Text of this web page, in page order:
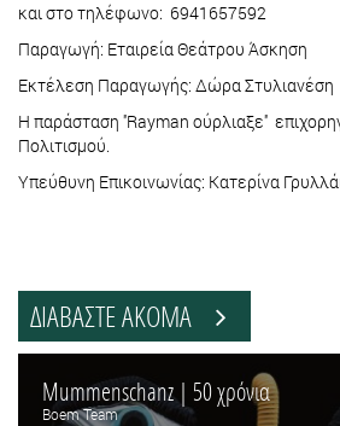
και στο τηλέφωνο: 6941657592
Παραγωγή: Εταιρεία Θεάτρου Άσκηση
Εκτέλεση Παραγωγής: Δώρα Στυλιανέση
Η παράσταση ''Rayman ούρλιαξε''
Πολιτισμού.
Υπεύθυνη Επικοινωνίας: Κατερίνα
ΔΙΑΒΑΣΤΕ ΑΚΟΜΑ
Mummenschanz | 50 χρόνια
Boem Team